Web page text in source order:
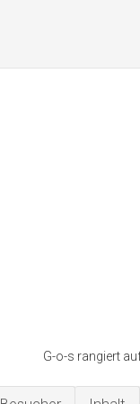
G-o-s rangiert